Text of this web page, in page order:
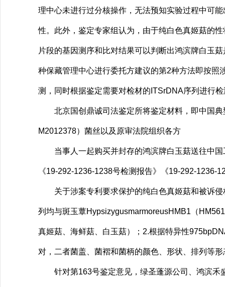
理中心未进行过分核操作，无法预知实验过程中可
性。此外，鉴定专家组认为，由于纯白色真姬菇的
片段的基因测序和比对结果可以判断出鸿滨牌白玉
种保藏管理中心进行委托方建议的第2种方法即按
测，同时根据鉴定需要对检材的ITSrDNA序列进行
北京国创鼎诚司法鉴定所将鉴定材料，即中国典
M2012378）菌丝以及原审法院组织各方
当事人一起购买并封存的鸿滨牌白玉菇送往中国
《19-292-1236-1238号检测报告》《19-292-
关于涉案专利要求保护的纯白色真姬菇和被诉侵
列均与斑玉蕈HypsizygusmarmoreusHMB1（
真姬菇、海鲜菇、白玉菇）；2.根据特异性
对，二者菌盖、菌褶和菌柄的颜色、形状、排列等
针对第163号鉴定意见，绿圣蓬源公司、鸿滨禾